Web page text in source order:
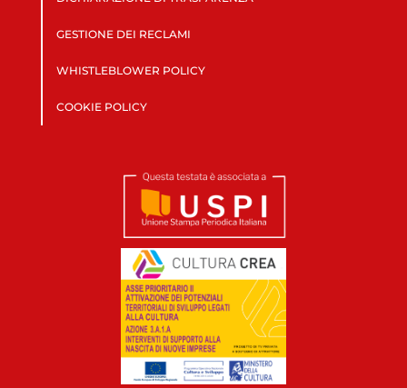
GESTIONE DEI RECLAMI
WHISTLEBLOWER POLICY
COOKIE POLICY